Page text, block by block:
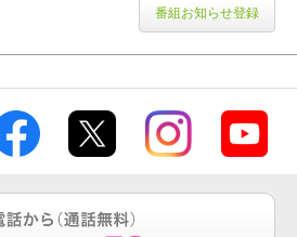
番組お知らせ登録